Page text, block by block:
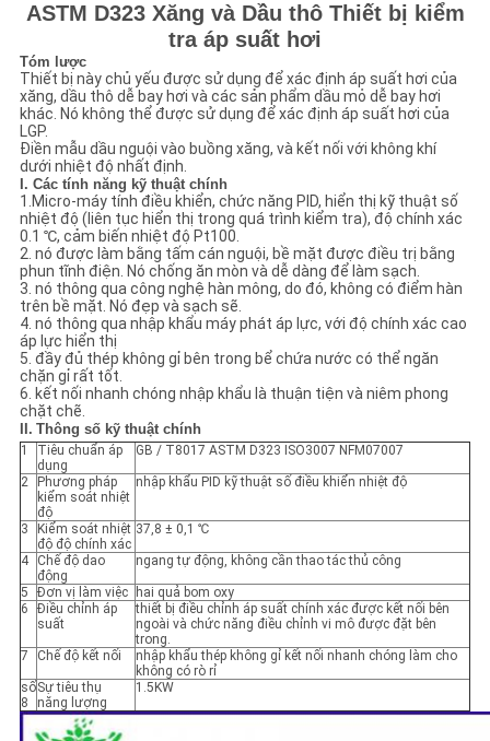
ĐỒ
TRANG
WEB
CHÍNH
SÁCH
BẢO
MẬT
ASTM D323 Xăng và Dầu thô Thiết bị kiểm
tra áp suất hơi
Tóm lược
Thiết bị này chủ yếu được sử dụng để xác định áp suất hơi của
xăng, dầu thô dễ bay hơi và các sản phẩm dầu mỏ dễ bay hơi
khác. Nó không thể được sử dụng để xác định áp suất hơi của
LGP.
Điền mẫu dầu nguội vào buồng xăng, và kết nối với không khí
dưới nhiệt độ nhất định.
I. Các tính năng kỹ thuật chính
1.Micro-máy tính điều khiển, chức năng PID, hiển thị kỹ thuật số
nhiệt độ (liên tục hiển thị trong quá trình kiểm tra), độ chính xác
0.1 ℃, cảm biến nhiệt độ Pt100.
2. nó được làm bằng tấm cán nguội, bề mặt được điều trị bằng
phun tĩnh điện. Nó chống ăn mòn và dễ dàng để làm sạch.
3. nó thông qua công nghệ hàn mông, do đó, không có điểm hàn
trên bề mặt. Nó đẹp và sạch sẽ.
4. nó thông qua nhập khẩu máy phát áp lực, với độ chính xác cao
áp lực hiển thị
5. đầy đủ thép không gỉ bên trong bể chứa nước có thể ngăn
chặn gỉ rất tốt.
6. kết nối nhanh chóng nhập khẩu là thuận tiện và niêm phong
chặt chẽ.
II. Thông số kỹ thuật chính
1
Tiêu chuẩn áp
dụng
GB / T8017 ASTM D323 ISO3007 NFM07007
2
Phương pháp
kiểm soát nhiệt
độ
nhập khẩu PID kỹ thuật số điều khiển nhiệt độ
3
Kiểm soát nhiệt
độ độ chính xác
37,8 ± 0,1 ℃
4
Chế độ dao
động
ngang tự động, không cần thao tác thủ công
5 Đơn vị làm việc
hai quả bom oxy
6
Điều chỉnh áp
suất
thiết bị điều chỉnh áp suất chính xác được kết nối bên
ngoài và chức năng điều chỉnh vi mô được đặt bên
trong.
7
Chế độ kết nối
nhập khẩu thép không gỉ kết nối nhanh chóng làm cho
không có rò rỉ
số
8
Sự tiêu thụ
năng lượng
1.5KW